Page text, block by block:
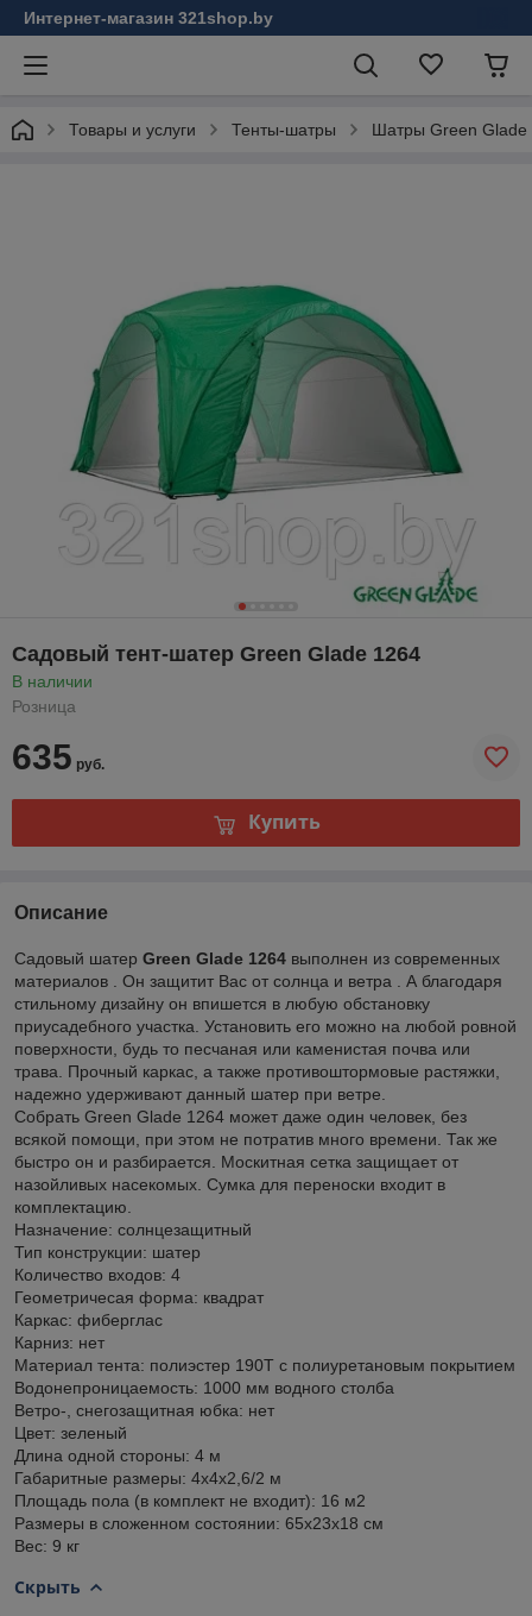
Интернет-магазин 321shop.by
Товары и услуги Тенты-шатры Шатры Green Glade
Садовый тент-шатер Green Glade 1264
В наличии
Розница
635 руб.
Купить
Описание
Садовый шатер Green Glade 1264 выполнен из современных
материалов . Он защитит Вас от солнца и ветра . А благодаря
стильному дизайну он впишется в любую обстановку
приусадебного участка. Установить его можно на любой ровной
поверхности, будь то песчаная или каменистая почва или
трава. Прочный каркас, а также противоштормовые растяжки,
надежно удерживают данный шатер при ветре.
Собрать Green Glade 1264 может даже один человек, без
всякой помощи, при этом не потратив много времени. Так же
быстро он и разбирается. Москитная сетка защищает от
назойливых насекомых. Сумка для переноски входит в
комплектацию.
Назначение: солнцезащитный
Тип конструкции: шатер
Количество входов: 4
Геометричесая форма: квадрат
Каркас: фиберглас
Карниз: нет
Материал тента: полиэстер 190Т с полиуретановым покрытием
Водонепроницаемость: 1000 мм водного столба
Ветро-, снегозащитная юбка: нет
Цвет: зеленый
Длина одной стороны: 4 м
Габаритные размеры: 4х4х2,6/2 м
Площадь пола (в комплект не входит): 16 м2
Размеры в сложенном состоянии: 65х23х18 см
Вес: 9 кг
Скрыть